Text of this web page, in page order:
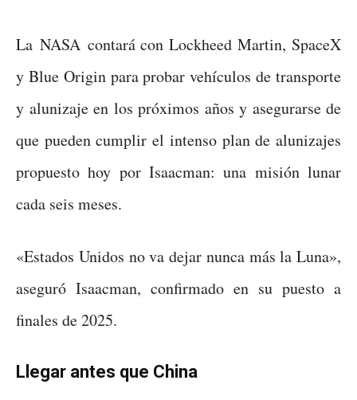
La NASA contará con Lockheed Martin, SpaceX
y Blue Origin para probar vehículos de transporte
y alunizaje en los próximos años y asegurarse de
que pueden cumplir el intenso plan de alunizajes
propuesto hoy por Isaacman: una misión lunar
cada seis meses.
«Estados Unidos no va dejar nunca más la Luna»,
aseguró Isaacman, confirmado en su puesto a
finales de 2025.
Llegar antes que China